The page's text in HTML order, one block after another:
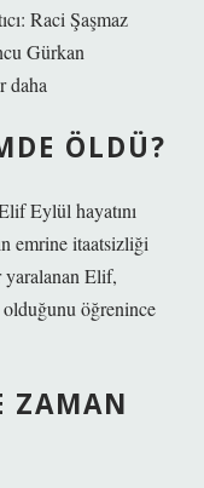
Raci Şaşmaz
Gürkan
daha
ÖLDÜ?
Eylül hayatını
emrine itaatsizliği
yaralanan Elif,
olduğunu öğrenince
ZAMAN